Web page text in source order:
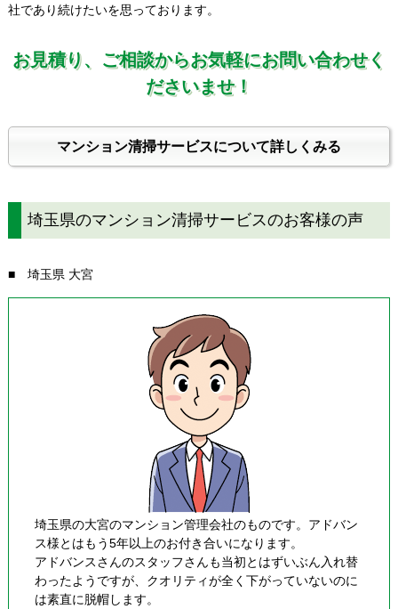
社であり続けたいを思っております。
お見積り、ご相談からお気軽にお問い合わせく
ださいませ！
マンション清掃サービスについて詳しくみる
埼玉県のマンション清掃サービスのお客様の声
■ 埼玉県 大宮
埼玉県の大宮のマンション管理会社のものです。アドバン
ス様とはもう5年以上のお付き合いになります。
アドバンスさんのスタッフさんも当初とはずいぶん入れ替
わったようですが、クオリティが全く下がっていないのに
は素直に脱帽します。